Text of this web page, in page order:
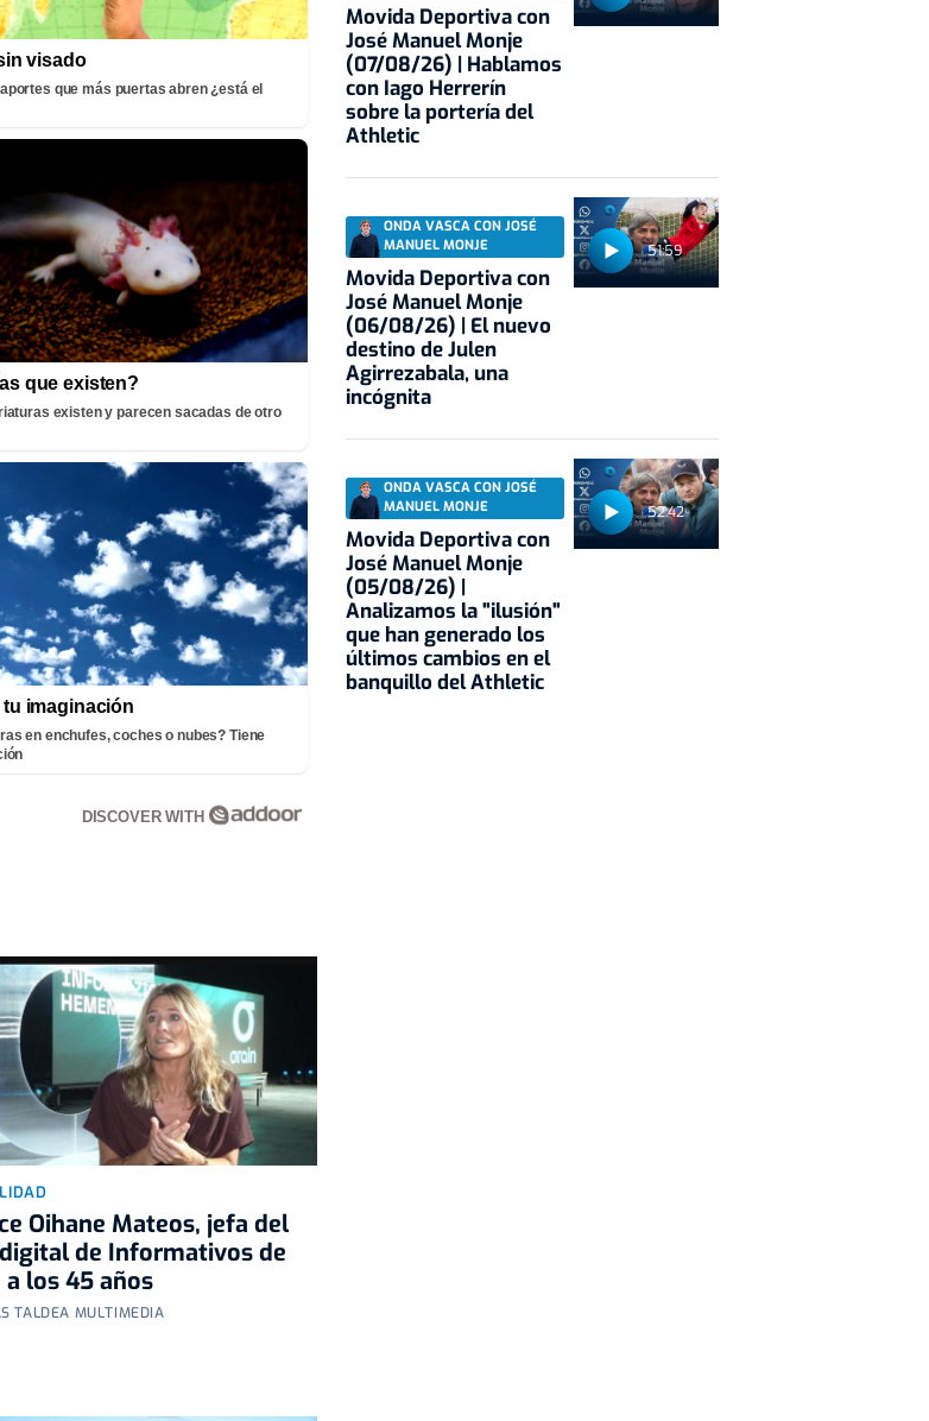
visado
que más puertas abren ¿está el
que existen?
existen y parecen sacadas de otro
tu imaginación
en enchufes, coches o nubes? Tiene
DISCOVER WITH
Oihane Mateos, jefa del
de Informativos de
a los 45 años
TALDEA MULTIMEDIA
Movida Deportiva con
José Manuel Monje
(07/08/26) | Hablamos
con Iago Herrerín
sobre la portería del
Athletic
51:59
ONDA VASCA CON JOSÉ
MANUEL MONJE
Movida Deportiva con
José Manuel Monje
(06/08/26) | El nuevo
destino de Julen
Agirrezabala, una
incógnita
52:42
ONDA VASCA CON JOSÉ
MANUEL MONJE
Movida Deportiva con
José Manuel Monje
(05/08/26) |
Analizamos la "ilusión"
que han generado los
últimos cambios en el
banquillo del Athletic